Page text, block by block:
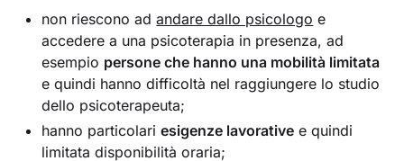
non riescono adandare dallo psicologo e
accedere a una psicoterapia in presenza, ad
esempio persone che hanno una mobilità limitata
e quindi hanno difficoltà nel raggiungere lo studio
dello psicoterapeuta;
hanno particolariesigenze lavorative e quindi
limitata disponibilità oraria;